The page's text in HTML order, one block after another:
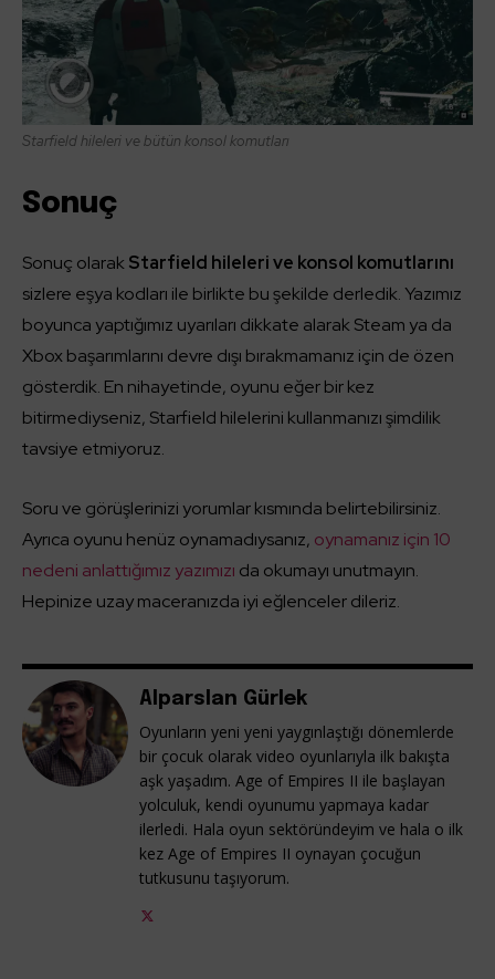
Starfield hileleri ve bütün konsol komutları
Sonuç
Sonuç olarakStarfield hilelerive konsol komutlarını
sizlere eşya kodları ile birlikte bu şekilde derledik. Yazımız
boyunca yaptığımız uyarıları dikkate alarak Steam ya da
Xbox başarımlarını devre dışı bırakmamanız için de özen
gösterdik. En nihayetinde, oyunu eğer bir kez
bitirmediyseniz, Starfield hilelerini kullanmanızı şimdilik
tavsiye etmiyoruz.
Soru ve görüşlerinizi yorumlar kısmında belirtebilirsiniz.
Ayrıca oyunu henüz oynamadıysanız, oynamanız için 10
nedeni anlattığımız yazımızı da okumayı unutmayın.
Hepinize uzay maceranızda iyi eğlenceler dileriz.
Alparslan Gürlek
Oyunların yeni yeni yaygınlaştığı dönemlerde
bir çocuk olarak video oyunlarıyla ilk bakışta
aşk yaşadım. Age of Empires II ile başlayan
yolculuk, kendi oyunumu yapmaya kadar
ilerledi. Hala oyun sektöründeyim ve hala o ilk
kez Age of Empires II oynayan çocuğun
tutkusunu taşıyorum.